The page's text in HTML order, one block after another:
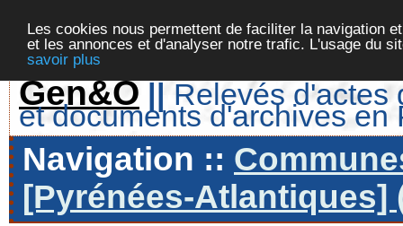
Les cookies nous permettent de faciliter la navigation
et les annonces et d'analyser notre trafic. L'usage du
savoir plus
Gen&O || Relevés d'actes
et documents d'archives en
Navigation ::
[Pyrénées-Atlantiques]